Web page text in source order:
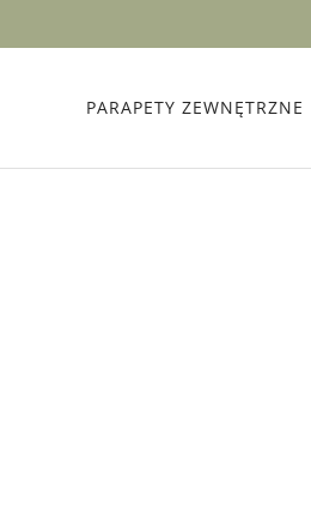
PARAPETY ZEWNĘTRZNE